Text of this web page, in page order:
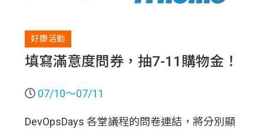
好康活動
填寫滿意度問券，抽7-11購物金！
07/10～07/11
DevOpsDays 各堂議程的問卷連結，將分別顯